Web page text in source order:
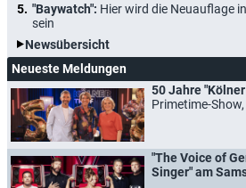
"Baywatch": Hier wird die Neuauflage
sein
Newsübersicht
Neueste Meldungen
50 Jahre
Primetime-
"The Voice of
Singer" am